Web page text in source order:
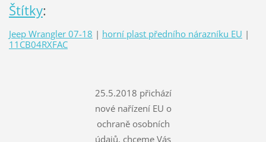
Štítky:
Jeep Wrangler 07-18 | horní plast předního nárazníku EU |
11CB04RXFAC
25.5.2018 přichází
nové nařízení EU o
ochraně osobních
údajů, chceme Vás